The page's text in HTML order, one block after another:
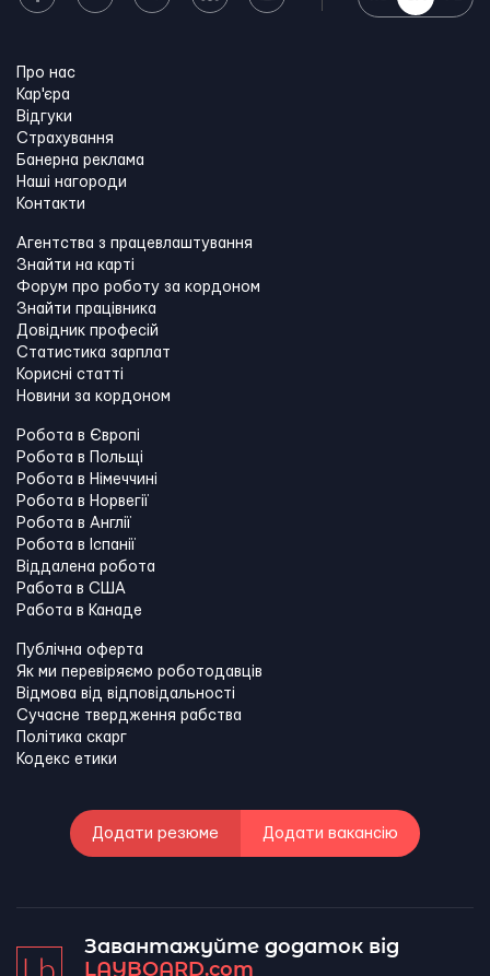
Про нас
Кар'єра
Відгуки
Страхування
Банерна реклама
Наші нагороди
Контакти
Агентства з працевлаштування
Знайти на карті
Форум про роботу за кордоном
Знайти працівника
Довідник професій
Статистика зарплат
Корисні статті
Новини за кордоном
Робота в Європі
Робота в Польщі
Робота в Німеччині
Робота в Норвегії
Робота в Англії
Робота в Іспанії
Віддалена робота
Работа в США
Работа в Канадe
Публічна оферта
Як ми перевіряємо роботодавців
Відмова від відповідальності
Сучасне твердження рабства
Політика скарг
Кодекс етики
Додати резюме Додати вакансію
Завантажуйте додаток від
LAYBOARD.com